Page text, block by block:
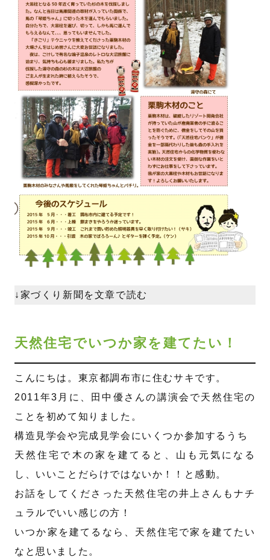
↓家づくり新聞を文章で読む
天然住宅でいつか家を建てたい！
こんにちは。東京都調布市に住むサキです。
2011年3月に、田中優さんの講演会で天然住宅の
ことを初めて知りました。
構造見学会や完成見学会にいくつか参加するうち
天然住宅で木の家を建てると、山も元気になる
し、いいことだらけではないか！！と感動。
お話をしてくださった天然住宅の井上さんもナチ
ュラルでいい感じの方！
いつか家を建てるなら、天然住宅で家を建てたい
なと思いました。